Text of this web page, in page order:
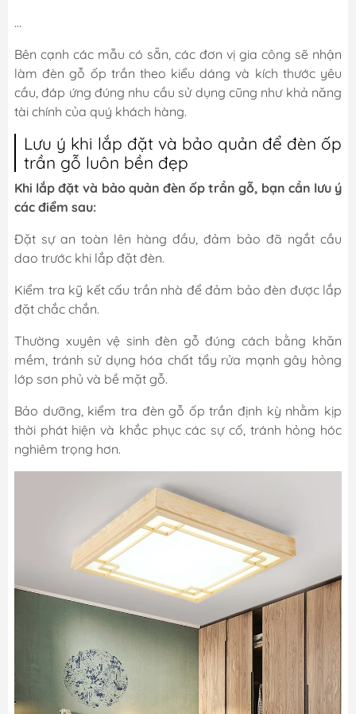
…
Bên cạnh các mẫu có sẵn, các đơn vị gia công sẽ nhận
làm đèn gỗ ốp trần theo kiểu dáng và kích thước yêu
cầu, đáp ứng đúng nhu cầu sử dụng cũng như khả năng
tài chính của quý khách hàng.
Lưu ý khi lắp đặt và bảo quản để đèn ốp
trần gỗ luôn bền đẹp
Khi lắp đặt và bảo quản đèn ốp trần gỗ, bạn cần lưu ý
các điểm sau:
Đặt sự an toàn lên hàng đầu, đảm bảo đã ngắt cầu
dao trước khi lắp đặt đèn.
Kiểm tra kỹ kết cấu trần nhà để đảm bảo đèn được lắp
đặt chắc chắn.
Thường xuyên vệ sinh đèn gỗ đúng cách bằng khăn
mềm, tránh sử dụng hóa chất tẩy rửa mạnh gây hỏng
lớp sơn phủ và bề mặt gỗ.
Bảo dưỡng, kiểm tra đèn gỗ ốp trần định kỳ nhằm kịp
thời phát hiện và khắc phục các sự cố, tránh hỏng hóc
nghiêm trọng hơn.